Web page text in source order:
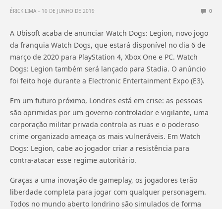
ÉRICK LIMA 10 DE JUNHO DE 2019 0
A Ubisoft acaba de anunciar Watch Dogs: Legion, novo jogo
da franquia Watch Dogs, que estará disponível no dia 6 de
março de 2020 para PlayStation 4, Xbox One e PC. Watch
Dogs: Legion também será lançado para Stadia. O anúncio
foi feito hoje durante a Electronic Entertainment Expo (E3).
Em um futuro próximo, Londres está em crise: as pessoas
são oprimidas por um governo controlador e vigilante, uma
corporação militar privada controla as ruas e o poderoso
crime organizado ameaça os mais vulneráveis. Em Watch
Dogs: Legion, cabe ao jogador criar a resistência para
contra-atacar esse regime autoritário.
Graças a uma inovação de gameplay, os jogadores terão
liberdade completa para jogar com qualquer personagem.
Todos no mundo aberto londrino são simulados de forma